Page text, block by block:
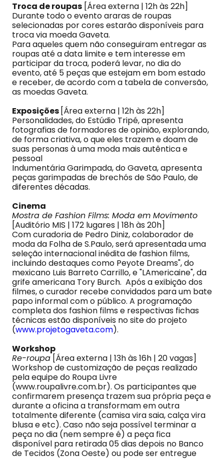
Troca de roupas [Área externa | 12h às 22h]
Durante todo o evento araras de roupas
selecionadas por cores estarão disponíveis para
troca via moeda Gaveta.
Para aqueles quem não conseguiram entregar as
roupas até a data limite e tem interesse em
participar da troca, poderá levar, no dia do
evento, até 5 peças que estejam em bom estado
e receber, de acordo com a tabela de conversão,
as moedas Gaveta.
Exposições [Área externa | 12h às 22h]
Personalidades, do Estúdio Tripé, apresenta
fotografias de formadores de opinião, explorando,
de forma criativa, o que eles trazem e doam de
suas personas à uma moda mais autêntica e
pessoal
Indumentária Garimpada, do Gaveta, apresenta
peças garimpadas de brechós de São Paulo, de
diferentes décadas.
Cinema
Mostra de Fashion Films: Moda em Movimento
[Auditório MIS | 172 lugares | 18h às 20h]
Com curadoria de Pedro Diniz, colaborador de
moda da Folha de S.Paulo, será apresentada uma
seleção internacional inédita de fashion films,
incluindo destaques como Peyote Dreams", do
mexicano Luis Barreto Carrillo, e "LAmericaine", da
grife americana Tory Burch. Após a exibição dos
filmes, o curador recebe convidados para um bate
papo informal com o público. A programação
completa dos fashion films e respectivas fichas
técnicas estão disponíveis no site do projeto
(www.projetogaveta.com).
Workshop
Re-roupa [Área externa | 13h às 16h | 20 vagas]
Workshop de customização de peças realizado
pela equipe do Roupa Livre
(www.roupalivre.com.br). Os participantes que
confirmarem presença trazem sua própria peça e
durante a oficina a transformam em outra
totalmente diferente (camisa vira saia, calça vira
blusa e etc). Caso não seja possível terminar a
peça no dia (nem sempre é) a peça fica
disponível para retirada 05 dias depois no Banco
de Tecidos (Zona Oeste) ou pode ser entregue